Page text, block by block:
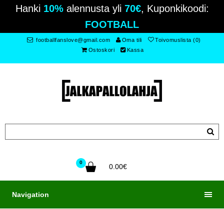
Hanki 10%alennusta yli 70€, Kuponkikoodi:
FOOTBALL
footballfanslove@gmail.com Oma tili
Toivomuslista (0)
Ostoskori
Kassa
0
0.00€
Navigation